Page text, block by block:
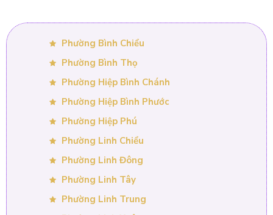
Phường Bình Chiểu
Phường Bình Thọ
Phường Hiệp Bình Chánh
Phường Hiệp Bình Phước
Phường Hiệp Phú
Phường Linh Chiểu
Phường Linh Đông
Phường Linh Tây
Phường Linh Trung